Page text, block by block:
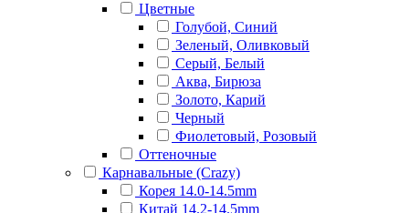
Цветные
Голубой, Синий
Зеленый, Оливковый
Серый, Белый
Аква, Бирюза
Золото, Карий
Черный
Фиолетовый, Розовый
Оттеночные
Карнавальные (Crazy)
Корея 14.0-14.5mm
Китай 14.2-14.5mm